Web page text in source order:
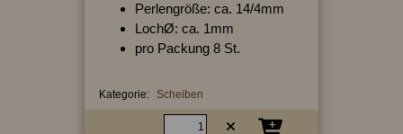
Perlengröße: ca. 14/4mm
LochØ: ca. 1mm
pro Packung 8 St.
Kategorie: Scheiben